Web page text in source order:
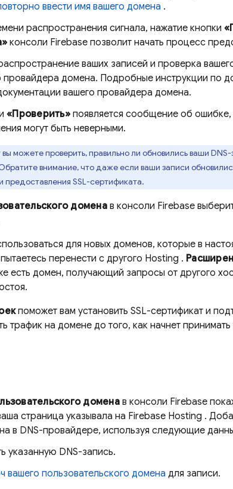
ввести имя вашего домена .
распространения сигнала, нажатие кнопки
консоли Firebase позволит начать процесс
ваших записей и проверка
провайдера домена. Подробные инструкции по
вашего провайдера домена.
«Проверить»появляется сообщение об ошибке,
могут быть неверными.
можете проверить, правильно ли обновились ваши
внимание, что даже если ваши записи
предоставления SSL-сертификата.
доменав консоли Firebase
для новых доменов, которые в
перенести с другого Hosting .
есть домен, получающий запросы от другого
поможет вам установить SSL-сертификат и
трафик на домене до того, как начнет
доменав консоли Firebase
страница указывала на Firebase Hosting .
в DNS-провайдере, используя следующие
указанную DNS-запись.
вашего пользовательского домена для записи.